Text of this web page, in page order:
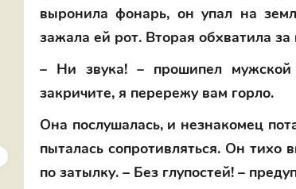
выронила фонарь, он упал на
зажала ей рот. Вторая обхватила за
– Ни звука! – прошипел
закричите, я перережу вам горло.
Она послушалась, и незнакомец
пыталась сопротивляться. Он тихо
по затылку. – Без глупостей! –